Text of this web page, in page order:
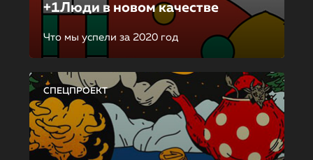
+1Люди в новом качестве
Что мы успели за 2020 год
СПЕЦПРОЕКТ